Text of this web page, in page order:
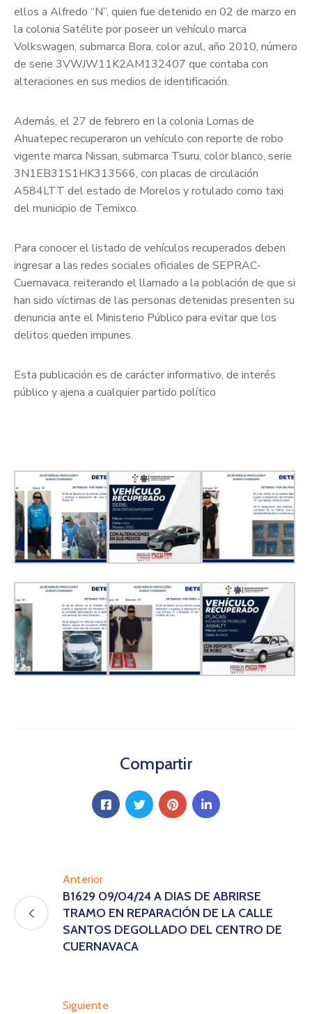
ellos a Alfredo “N”, quien fue detenido en 02 de marzo en
la colonia Satélite por poseer un vehículo marca
Volkswagen, submarca Bora, color azul, año 2010, número
de serie 3VWJW11K2AM132407 que contaba con
alteraciones en sus medios de identificación.
Además, el 27 de febrero en la colonia Lomas de
Ahuatepec recuperaron un vehículo con reporte de robo
vigente marca Nissan, submarca Tsuru, color blanco, serie
3N1EB31S1HK313566, con placas de circulación
A584LTT del estado de Morelos y rotulado como taxi
del municipio de Temixco.
Para conocer el listado de vehículos recuperados deben
ingresar a las redes sociales oficiales de SEPRAC-
Cuernavaca, reiterando el llamado a la población de que si
han sido víctimas de las personas detenidas presenten su
denuncia ante el Ministerio Público para evitar que los
delitos queden impunes.
Esta publicación es de carácter informativo, de interés
público y ajena a cualquier partido político
Compartir
Anterior
B1629 09/04/24 A DIAS DE ABRIRSE
TRAMO EN REPARACIÓN DE LA CALLE
SANTOS DEGOLLADO DEL CENTRO DE
CUERNAVACA
Siguiente